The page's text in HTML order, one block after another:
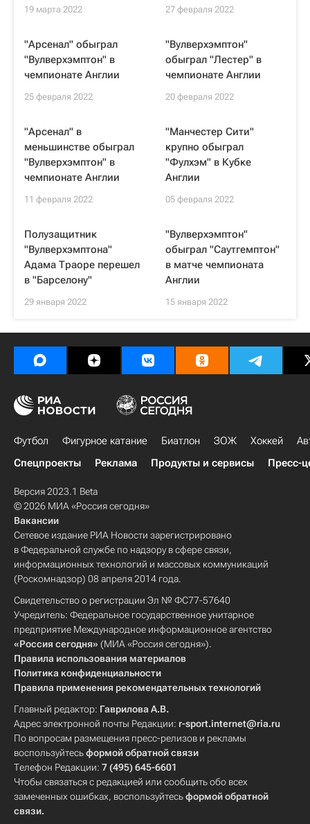
19 марта 2022 27 февраля 2022
"Арсенал" обыграл
"Вулверхэмптон" в
чемпионате Англии
25 февраля 2022
"Вулверхэмптон"
обыграл "Лестер" в
чемпионате Англии
20 февраля 2022
"Арсенал" в
меньшинстве обыграл
"Вулверхэмптон" в
чемпионате Англии
11 февраля 2022
"Манчестер Сити"
крупно обыграл
"Фулхэм" в Кубке
Англии
05 февраля 2022
Полузащитник
"Вулверхэмптона"
Адама Траоре перешел
в "Барселону"
29 января 2022
"Вулверхэмптон"
обыграл "Саутгемптон"
в матче чемпионата
Англии
15 января 2022
Футбол Фигурное катание Биатлон ЗОЖ Хоккей
Спецпроекты
Реклама Продукты и сервисы Пресс-
Версия 2023.1 Beta
© 2026 МИА «Россия сегодня»
Вакансии
Сетевое издание РИА Новости зарегистрировано
в Федеральной службе по надзору в сфере связи,
информационных технологий и массовых коммуникаций
(Роскомнадзор) 08 апреля 2014 года.
Свидетельство о регистрации Эл № ФС77-57640
Учредитель: Федеральное государственное унитарное
предприятие Международное информационное агентство
«Россия сегодня» (МИА «Россия сегодня»).
Правила использования материалов
Политика конфиденциальности
Правила применения рекомендательных технологий
Главный редактор: Гаврилова А.В.
Адрес электронной почты Редакции: r-sport.internet@ria.ru
По вопросам размещения пресс-релизов и рекламы
воспользуйтесьформой обратной связи
Телефон Редакции: 7 (495) 645-6601
Чтобы связаться с редакцией или сообщить обо всех
замеченных ошибках, воспользуйтесьформой обратной
связи.